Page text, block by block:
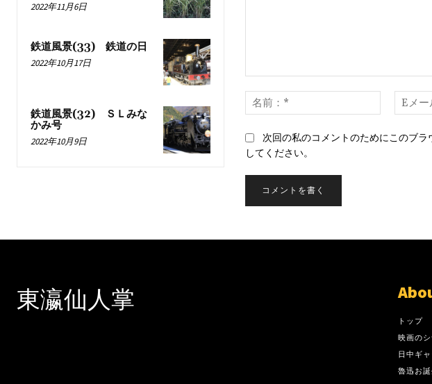
2022年11月6日
鉄道風景(33) 鉄道の日
2022年10月17日
鉄道風景(32) ＳＬみな
かみ号
2022年10月9日
ン
前：
次回の私のコメントのためにこのブ
してください。
東瀛仙人掌
トップ
映画の
日中ギ
魯迅お